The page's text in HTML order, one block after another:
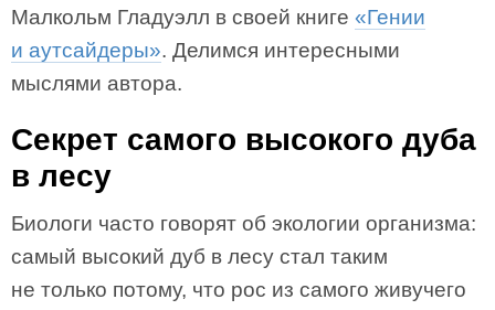
Малкольм Гладуэлл в своей книге «Гении
и аутсайдеры». Делимся интересными
мыслями автора.
Секрет самого высокого дуба
в лесу
Биологи часто говорят об экологии организма:
самый высокий дуб в лесу стал таким
не только потому, что рос из самого живучего